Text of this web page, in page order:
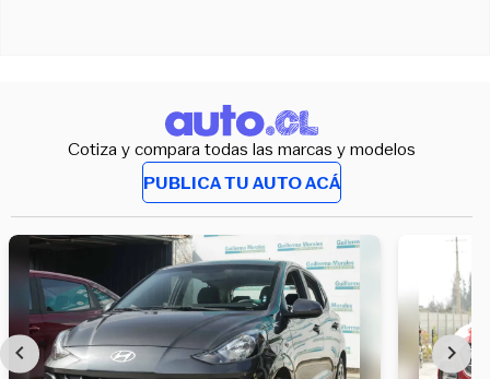
Cotiza y compara todas las marcas y modelos
PUBLICA TU AUTO ACÁ